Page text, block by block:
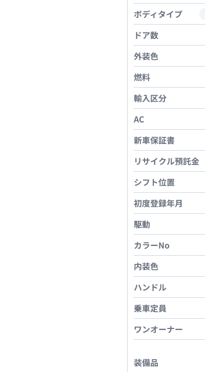
ボディタイプ
ドア数
外装色
燃料
輸入区分
AC
新車保証書
リサイクル預託金
シフト位置
初度登録年月
駆動
カラーNo
内装色
ハンドル
乗車定員
ワンオーナー
装備品